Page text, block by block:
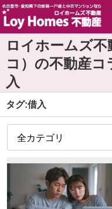
ロイホームズ不
コ）の不動産
入
タグ:借入